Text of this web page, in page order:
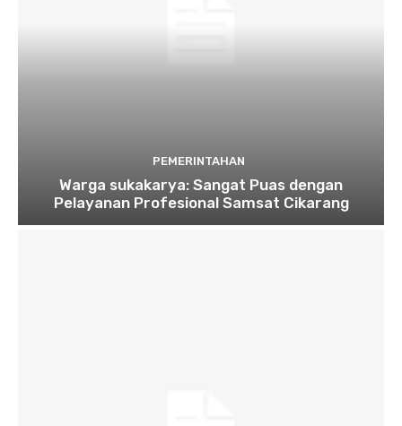
PEMERINTAHAN
Warga sukakarya: Sangat Puas dengan
Pelayanan Profesional Samsat Cikarang